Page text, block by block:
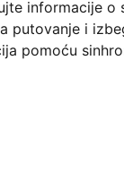
informacije o
putovanje i
pomoću